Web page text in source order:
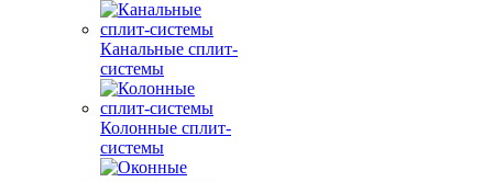
Канальные сплит-
системы
Колонные сплит-
системы